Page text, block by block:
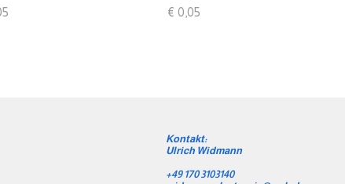
Preis
€ 0,05
Kontakt:
Ulrich Widmann
+49 170 3103140